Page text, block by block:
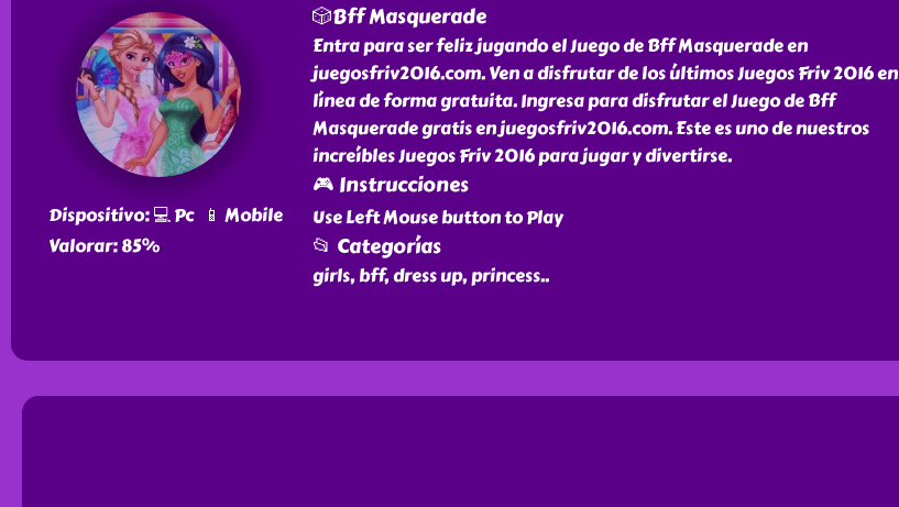
Dispositivo: 💻 Pc 📱 Mobile
Valorar: 85%
🎲Bff Masquerade
Entra para ser feliz jugando el Juego de Bff Masquerade en
juegosfriv2016.com. Ven a disfrutar de los últimos Juegos Friv 2016 en
línea de forma gratuita. Ingresa para disfrutar el Juego de Bff
Masquerade gratis en juegosfriv2016.com. Este es uno de nuestros
increíbles Juegos Friv 2016 para jugar y divertirse.
🎮 Instrucciones
Use Left Mouse button to Play
📂 Categorías
girls, bff, dress up, princess..